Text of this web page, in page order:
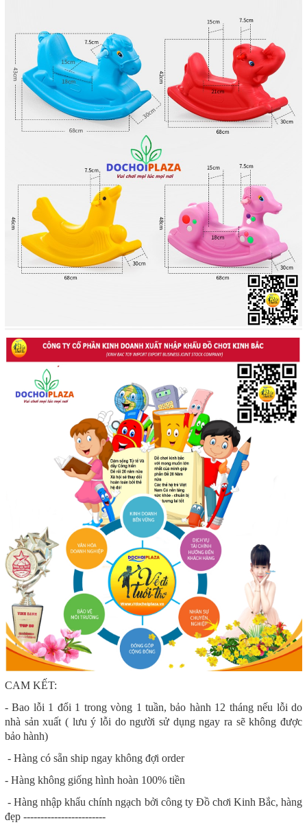
CAM KẾT:
- Bao lỗi 1 đổi 1 trong vòng 1 tuần, bảo hành 12 tháng nếu lỗi do
nhà sản xuất ( lưu ý lỗi do người sử dụng ngay ra sẽ không được
bảo hành)
- Hàng có sẵn ship ngay không đợi order
- Hàng không giống hình hoàn 100% tiền
- Hàng nhập khẩu chính ngạch bởi công ty Đồ chơi Kinh Bắc, hàng
đẹp ------------------------